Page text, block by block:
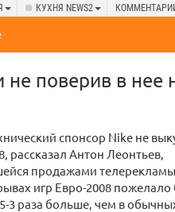
КУХНЯ NEWS2
поверив в нее
спонсор Nike не
рассказал Антон Леонтьев,
продажами
игр Евро-2008 пожелало
3 раза больше, чем в